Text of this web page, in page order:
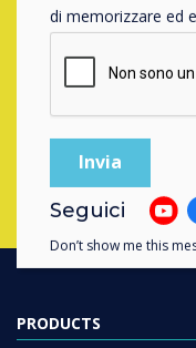
Contatta
PRODUCTS
di memorizzare ed
Seguici
Don’t show me this